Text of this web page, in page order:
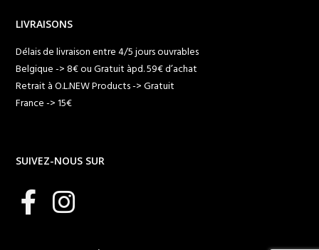
LIVRAISONS
Délais de livraison entre 4/5 jours ouvrables
Belgique -> 8€ ou Gratuit àpd. 59€ d’achat
Retrait à O.L.NEW Products -> Gratuit
France -> 15€
SUIVEZ-NOUS SUR